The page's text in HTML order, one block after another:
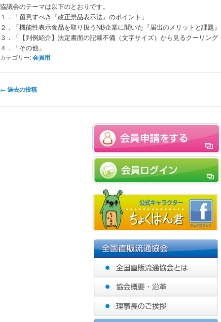
協議会のテーマは以下のとおりです。
１．「留意すべき『改正景品表示法』のポイント」
２．「機能性表示食品を取り扱うNB企業に聞いた『届出のメリットと課題
３．「【判例紹介】法定書面の記載不備（文字サイズ）から見るクーリング
４．「その他」
カテゴリー:会員用
投稿ナビゲーション
← 過去の投稿